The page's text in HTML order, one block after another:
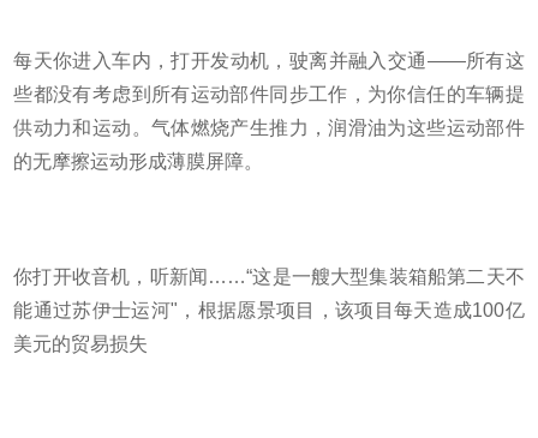
每天你进入车内，打开发动机，驶离并融入交通——所有这
些都没有考虑到所有运动部件同步工作，为你信任的车辆提
供动力和运动。气体燃烧产生推力，润滑油为这些运动部件
的无摩擦运动形成薄膜屏障。
你打开收音机，听新闻 ……“这是一艘大型集装箱船第二天不
能通过苏伊士运河"，根据愿景项目，该项目每天造成100亿
美元的贸易损失